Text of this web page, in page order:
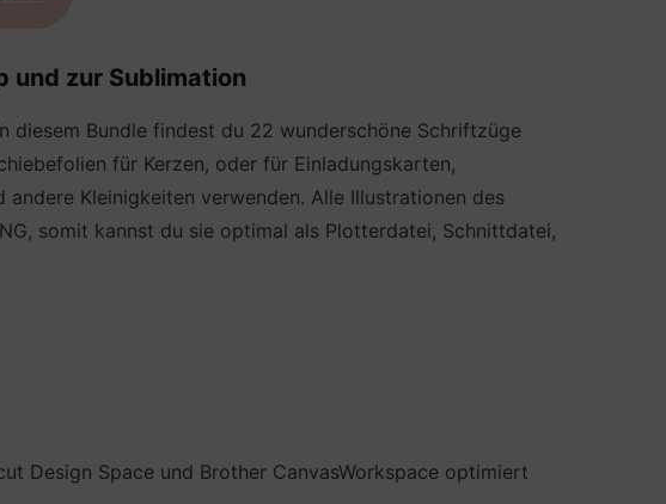
und zur Sublimation
diesem Bundle findest du 22 wunderschöne Schriftzüge
für Kerzen, oder für Einladungskarten,
Kleinigkeiten verwenden. Alle Illustrationen des
somit kannst du sie optimal als Plotterdatei, Schnittdatei,
Design Space und Brother CanvasWorkspace optimiert